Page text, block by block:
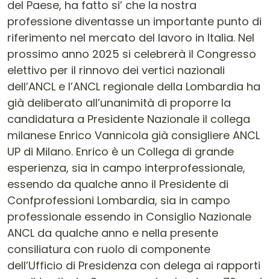
del Paese, ha fatto si’ che la nostra
professione diventasse un importante punto di
riferimento nel mercato del lavoro in Italia. Nel
prossimo anno 2025 si celebrerà il Congresso
elettivo per il rinnovo dei vertici nazionali
dell’ANCL e l’ANCL regionale della Lombardia ha
già deliberato all’unanimità di proporre la
candidatura a Presidente Nazionale il collega
milanese Enrico Vannicola già consigliere ANCL
UP di Milano. Enrico è un Collega di grande
esperienza, sia in campo interprofessionale,
essendo da qualche anno il Presidente di
Confprofessioni Lombardia, sia in campo
professionale essendo in Consiglio Nazionale
ANCL da qualche anno e nella presente
consiliatura con ruolo di componente
dell’Ufficio di Presidenza con delega ai rapporti